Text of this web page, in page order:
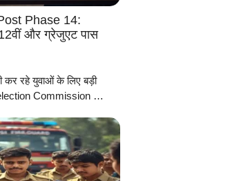
Phase 14:
और ग्रेजुएट पास
कर रहे युवाओं के लिए बड़ी
Commission …